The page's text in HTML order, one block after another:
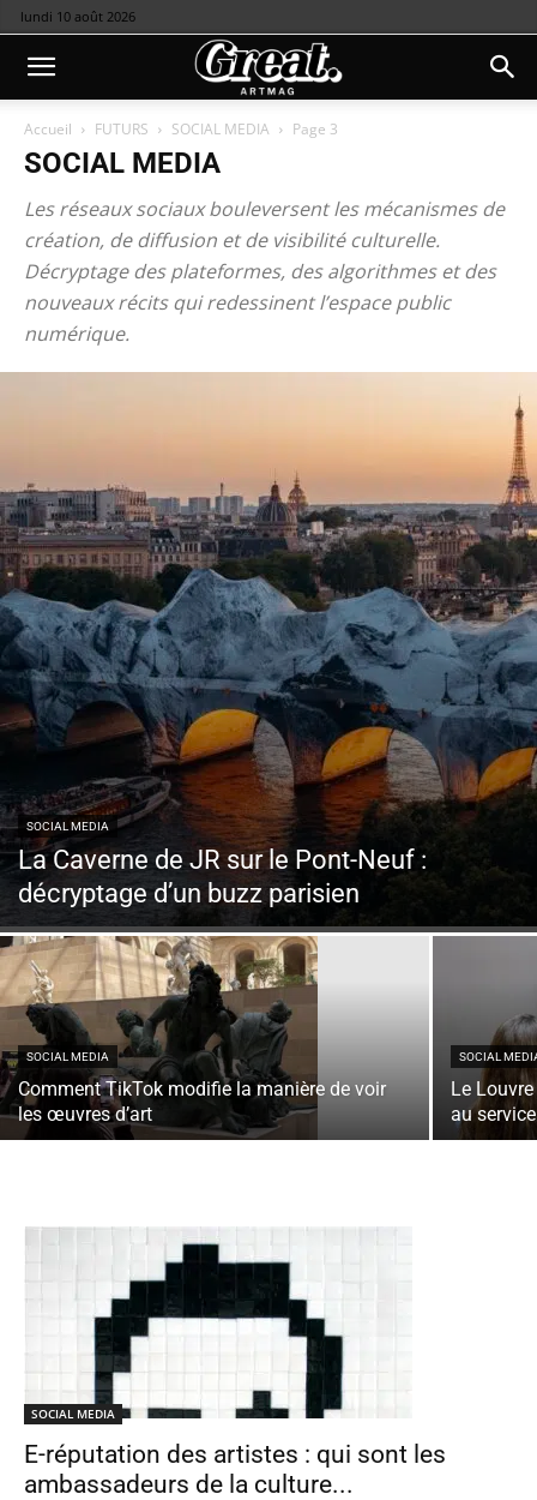
lundi 10 août 2026
Accueil FUTURS SOCIAL MEDIA Page 3
SOCIAL MEDIA
Les réseaux sociaux bouleversent les mécanismes de
création, de diffusion et de visibilité culturelle.
Décryptage des plateformes, des algorithmes et des
nouveaux récits qui redessinent l’espace public
numérique.
SOCIAL MEDIA
La Caverne de JR sur le Pont-Neuf :
décryptage d’un buzz parisien
SOCIAL MEDIA
Comment TikTok modifie la manière de voir
les œuvres d’art
SOCIAL
Le
au
SOCIAL MEDIA
E-réputation des artistes : qui sont les
ambassadeurs de la culture...